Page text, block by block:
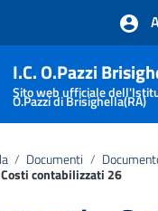
la navigazione
I.C. O.Pazzi
Sito web ufficiale
O.Pazzi di Brisighella(RA)
/ Documenti /
contabilizzati 26